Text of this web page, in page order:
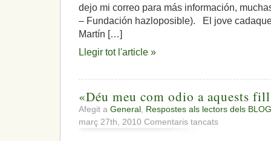
dejo mi correo para más información,
– Fundación hazloposible). El jove
Martín […]
Llegir tot l'article »
«Déu meu com odio a aquests
Afegit a General Respostes als lectors dels
març 27th, 2010 Comentaris tancats